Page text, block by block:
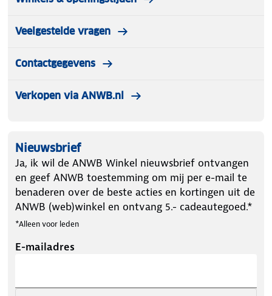
Veelgestelde vragen
Contactgegevens
Verkopen via ANWB.nl
Nieuwsbrief
Ja, ik wil de ANWB Winkel nieuwsbrief ontvangen
en geef ANWB toestemming om mij per e-mail te
benaderen over de beste acties en kortingen uit de
ANWB (web)winkel en ontvang 5.- cadeautegoed.*
*Alleen voor leden
E-mailadres